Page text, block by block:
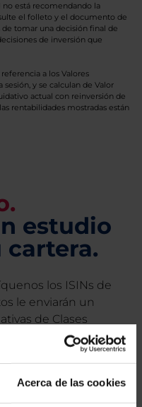
Acerca de las cookies
no está recomendando la
el folleto y el documento de
tomar una decisión final de
de inversión que
a los Valores
y se calculan de Valor
actual con reinversión de
rentabilidades mostradas están
estudio
los ISINs de
le enviarán un
de Clases
en sus costes.